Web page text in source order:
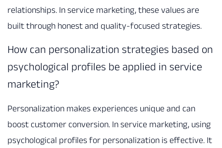
relationships. In service marketing, these values are
built through honest and quality-focused strategies.
How can personalization strategies based on
psychological profiles be applied in service
marketing?
Personalization makes experiences unique and can
boost customer conversion. In service marketing, using
psychological profiles for personalization is effective. It